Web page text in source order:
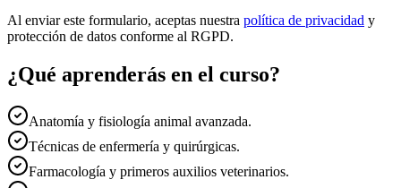
Al enviar este formulario, aceptas nuestra política de privacidad y
protección de datos conforme al RGPD.
¿Qué aprenderás en el curso?
Anatomía y fisiología animal avanzada.
Técnicas de enfermería y quirúrgicas.
Farmacología y primeros auxilios veterinarios.